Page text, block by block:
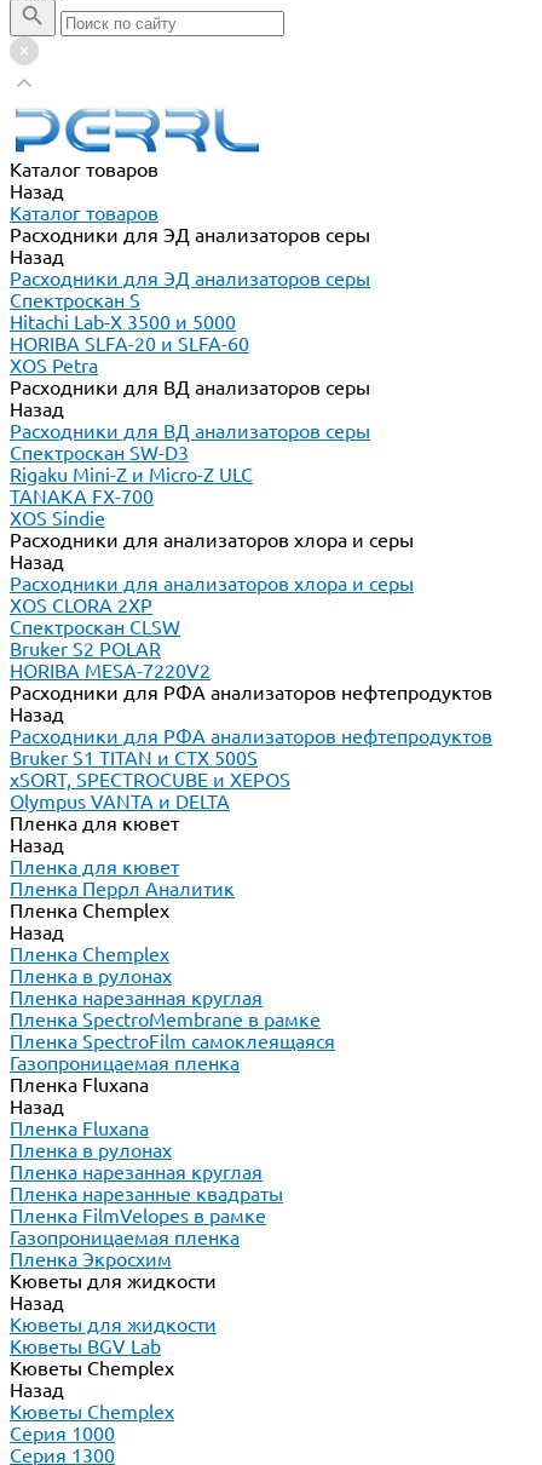
Каталог товаров
Назад
Каталог товаров
Расходники для ЭД анализаторов серы
Назад
Расходники для ЭД анализаторов серы
Спектроскан S
Hitachi Lab-X 3500 и 5000
HORIBA SLFA-20 и SLFA-60
XOS Petra
Расходники для ВД анализаторов серы
Назад
Расходники для ВД анализаторов серы
Спектроскан SW-D3
Rigaku Mini-Z и Micro-Z ULC
TANAKA FX-700
XOS Sindie
Расходники для анализаторов хлора и серы
Назад
Расходники для анализаторов хлора и серы
XOS CLORA 2XP
Спектроскан CLSW
Bruker S2 POLAR
HORIBA MESA-7220V2
Расходники для РФА анализаторов нефтепродуктов
Назад
Расходники для РФА анализаторов нефтепродуктов
Bruker S1 TITAN и CTX 500S
xSORT, SPECTROCUBE и XEPOS
Olympus VANTA и DELTA
Пленка для кювет
Назад
Пленка для кювет
Пленка Перрл Аналитик
Пленка Chemplex
Назад
Пленка Chemplex
Пленка в рулонах
Пленка нарезанная круглая
Пленка SpectroMembrane в рамке
Пленка SpectroFilm самоклеящаяся
Газопроницаемая пленка
Пленка Fluxana
Назад
Пленка Fluxana
Пленка в рулонах
Пленка нарезанная круглая
Пленка нарезанные квадраты
Пленка FilmVelopes в рамке
Газопроницаемая пленка
Пленка Экросхим
Кюветы для жидкости
Назад
Кюветы для жидкости
Кюветы BGV Lab
Кюветы Chemplex
Назад
Кюветы Chemplex
Серия 1000
Серия 1300